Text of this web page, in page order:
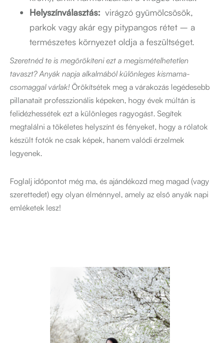
Helyszínválasztás: virágzó gyümölcsösök,
parkok vagy akár egy pitypangos rétet – a
természetes környezet oldja a feszültséget.
Szeretnéd te is megörökíteni ezt a megismételhetetlen
tavaszt? Anyák napja alkalmából különleges kismama-
csomaggal várlak! Örökítsétek meg a várakozás legédesebb
pillanatait professzionális képeken, hogy évek múltán is
felidézhessétek ezt a különleges ragyogást. Segítek
megtalálni a tökéletes helyszínt és fényeket, hogy a rólatok
készült fotók ne csak képek, hanem valódi érzelmek
legyenek.
Foglalj időpontot még ma, és ajándékozd meg magad (vagy
szerettedet) egy olyan élménnyel, amely az első anyák napi
emléketek lesz!